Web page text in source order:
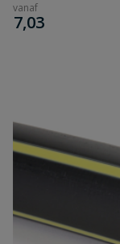
vanaf
€
7,03